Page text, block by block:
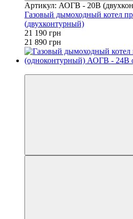
Артикул: АОГВ - 20В
Газовый дымоходный котел
(двухконтурный)
21 190 грн
21 890 грн